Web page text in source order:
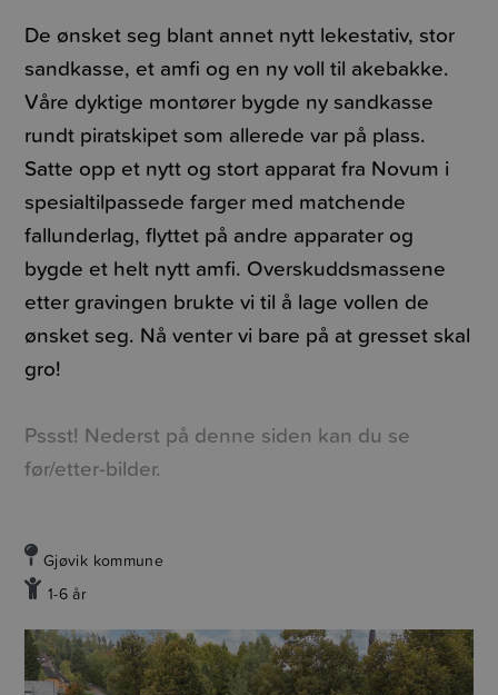
De ønsket seg blant annet nytt lekestativ, stor
sandkasse, et amfi og en ny voll til akebakke.
Våre dyktige montører bygde ny sandkasse
rundt piratskipet som allerede var på plass.
Satte opp et nytt og stort apparat fra Novum i
spesialtilpassede farger med matchende
fallunderlag, flyttet på andre apparater og
bygde et helt nytt amfi. Overskuddsmassene
etter gravingen brukte vi til å lage vollen de
ønsket seg. Nå venter vi bare på at gresset skal
gro!
Pssst! Nederst på denne siden kan du se
før/etter-bilder.
Gjøvik kommune
1-6 år